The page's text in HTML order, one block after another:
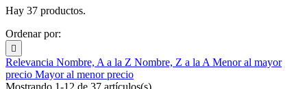
Hay 37 productos.
Ordenar por:

Relevancia Nombre, A a la Z Nombre, Z a la AMenor al mayor
precio Mayor al menor precio